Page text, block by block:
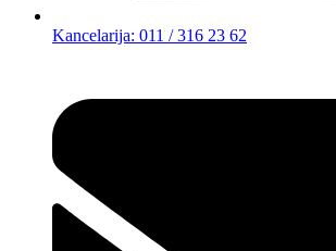
Kancelarija: 011 / 316 23 62